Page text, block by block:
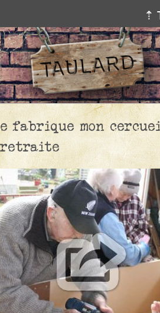
⇡
fabrique mon
retraite